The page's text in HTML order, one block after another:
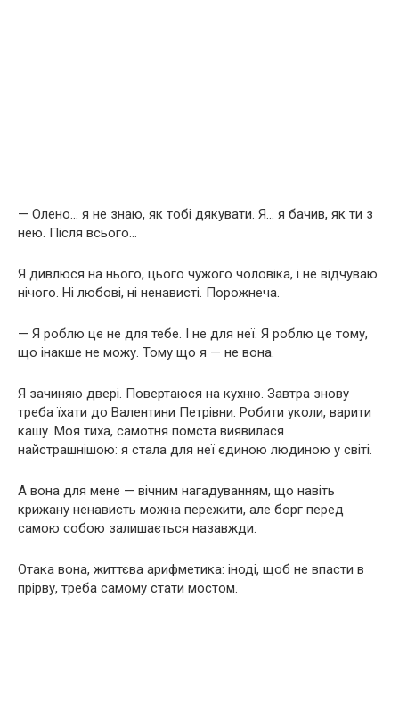
— Олено… я не знаю, як тобі дякувати. Я… я бачив, як ти з
нею. Після всього…
Я дивлюся на нього, цього чужого чоловіка, і не відчуваю
нічого. Ні любові, ні ненависті. Порожнеча.
— Я роблю це не для тебе. І не для неї. Я роблю це тому,
що інакше не можу. Тому що я — не вона.
Я зачиняю двері. Повертаюся на кухню. Завтра знову
треба їхати до Валентини Петрівни. Робити уколи, варити
кашу. Моя тиха, самотня помста виявилася
найстрашнішою: я стала для неї єдиною людиною у світі.
А вона для мене — вічним нагадуванням, що навіть
крижану ненависть можна пережити, але борг перед
самою собою залишається назавжди.
Отака вона, життєва арифметика: іноді, щоб не впасти в
прірву, треба самому стати мостом.